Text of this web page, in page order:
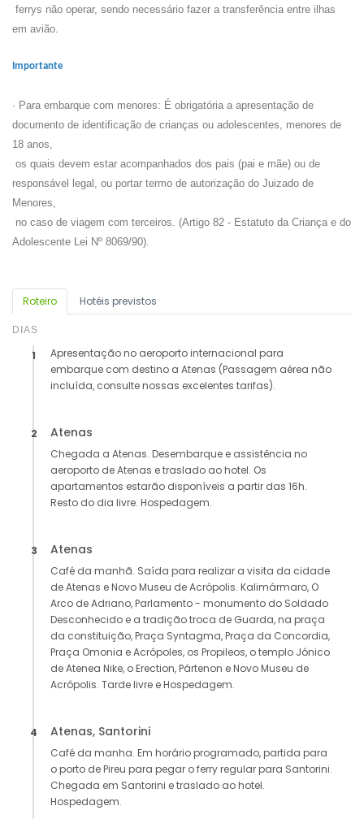
Roteiro Hotéis previstos
DIAS
1
Apresentação no aeroporto internacional para
embarque com destino a Atenas (Passagem aérea não
incluída, consulte nossas excelentes tarifas).
2 Atenas
Chegada a Atenas. Desembarque e assistência no
aeroporto de Atenas e traslado ao hotel. Os
apartamentos estarão disponíveis a partir das 16h.
Resto do dia livre. Hospedagem.
3 Atenas
Café da manhã. Saída para realizar a visita da cidade
de Atenas e Novo Museu de Acrópolis. Kalimármaro, O
Arco de Adriano, Parlamento - monumento do Soldado
Desconhecido e a tradição troca de Guarda, na praça
da constituição, Praça Syntagma, Praça da Concordia,
Praça Omonia e Acrópoles, os Propileos, o templo Jónico
de Atenea Nike, o Erection, Pártenon e Novo Museu de
Acrópolis. Tarde livre e Hospedagem.
4 Atenas, Santorini
Café da manha. Em horário programado, partida para
o porto de Pireu para pegar o ferry regular para Santorini.
Chegada em Santorini e traslado ao hotel.
Hospedagem.
ferrys não operar, sendo necessário fazer a transferência entre ilhas
em avião.
Importante
· Para embarque com menores: É obrigatória a apresentação de
documento de identificação de crianças ou adolescentes, menores de
18 anos,
os quais devem estar acompanhados dos pais (pai e mãe) ou de
responsável legal, ou portar termo de autorização do Juizado de
Menores,
no caso de viagem com terceiros. (Artigo 82 - Estatuto da Criança e do
Adolescente Lei Nº 8069/90).